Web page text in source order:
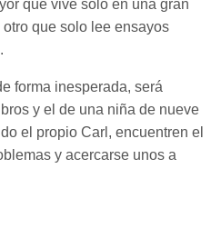
que vive solo en una gran
que solo lee ensayos
forma inesperada, será
y el de una niña de nueve
el propio Carl, encuentren el
y acercarse unos a